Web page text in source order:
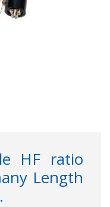
HF ratio
Length